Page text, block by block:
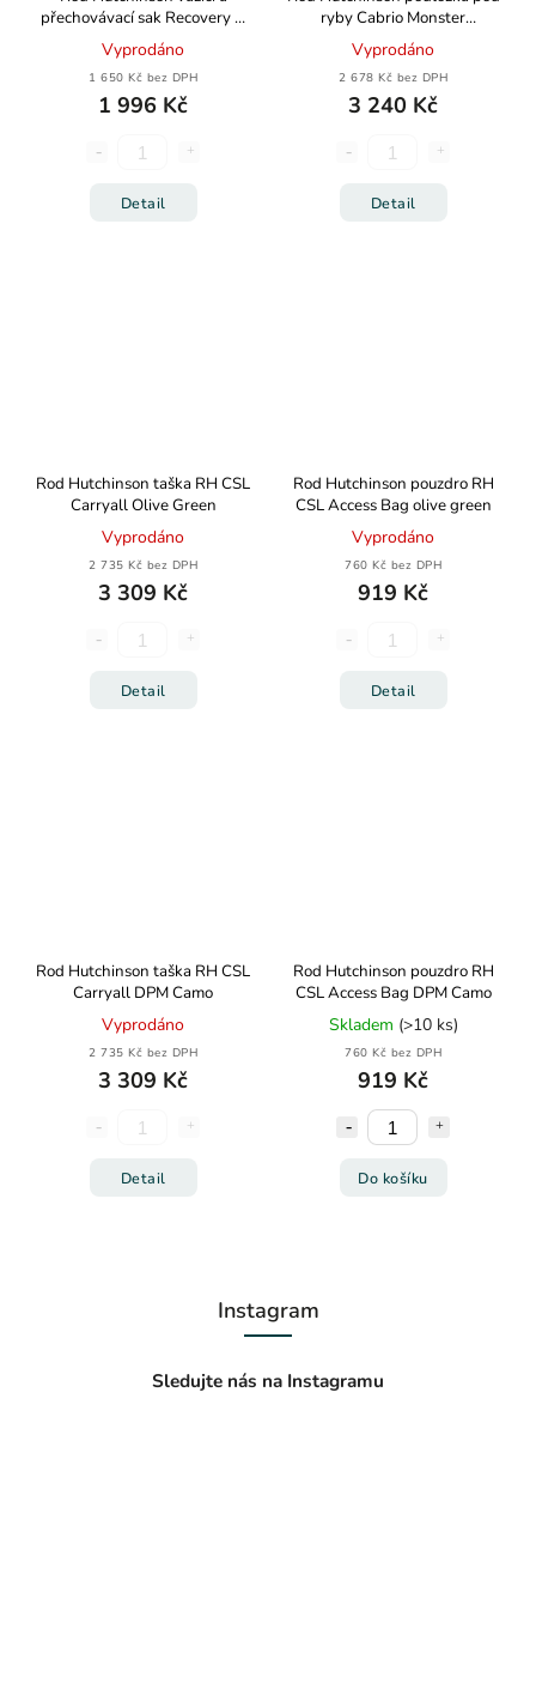
přechovávací sak Recovery &
Retention Sling Camo XL
Vyprodáno
1 650 Kč bez DPH
1 996 Kč
Detail
ryby Cabrio Monster
Unhooking Mat
Vyprodáno
2 678 Kč bez DPH
3 240 Kč
Detail
Rod Hutchinson taška RH CSL
Carryall Olive Green
Vyprodáno
2 735 Kč bez DPH
3 309 Kč
Detail
Rod Hutchinson pouzdro RH
CSL Access Bag olive green
Vyprodáno
760 Kč bez DPH
919 Kč
Detail
Rod Hutchinson taška RH CSL
Carryall DPM Camo
Vyprodáno
2 735 Kč bez DPH
3 309 Kč
Detail
Rod Hutchinson pouzdro RH
CSL Access Bag DPM Camo
Skladem (>10 ks)
760 Kč bez DPH
919 Kč
Do košíku
Instagram
Sledujte nás na Instagramu